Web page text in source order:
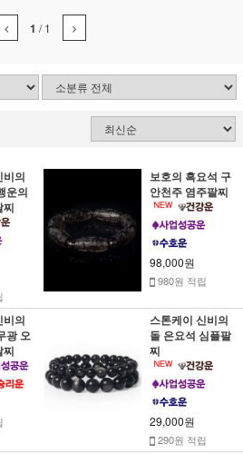
1 /1
비의
운의
찌
보호의 흑요석 구
안천주 염주팔찌
98,000원
980원 적립
비의
광 오
찌
스톤케이 신비의
돌 은요석 심플팔
찌
29,000원
290원 적립